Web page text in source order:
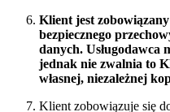
Klient jest
bezpiecznego
danych. Usługodawca
jednak nie zwalnia to
własnej, niezależnej
Klient zobowiązuje się